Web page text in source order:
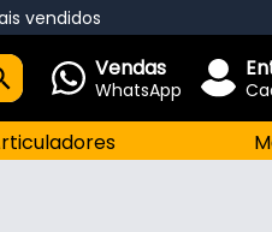
vendidos
Vendas
WhatsApp